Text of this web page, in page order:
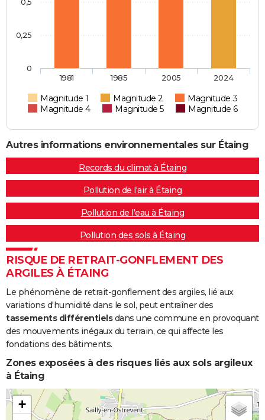
Magnitude 1 Magnitude 2
Magnitude 3
Magnitude 4
Magnitude 5 Magnitude 6
1981 1985 2005 2024
0
0,25
Autres informations environnementales sur Étaing
Records du climat à Étaing
Pollution de l'air à Étaing
Pollution de l'eau à Étaing
Pollution des sols à Étaing
RISQUE DE RETRAIT-GONFLEMENT DES
ARGILES À ÉTAING
Le phénomène de retrait-gonflement des argiles, lié aux
variations d'humidité dans le sol, peut entraîner des
tassements différentielsdans une commune en provoquant
des mouvements inégaux du terrain, ce qui affecte les
fondations des bâtiments.
Zones exposées à des risques liés aux sols argileux
à Étaing
+